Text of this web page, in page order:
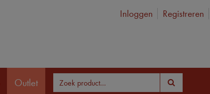
Inloggen Registreren
Outlet